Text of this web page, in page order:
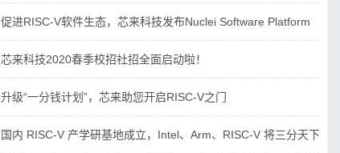
促进RISC-V软件生态，芯来科技发布Nuclei Software Platform
芯来科技2020春季校招社招全面启动啦！
升级“一分钱计划”，芯来助您开启RISC-V之门
国内 RISC-V 产学研基地成立，Intel、Arm、RISC-V 将三分天下？